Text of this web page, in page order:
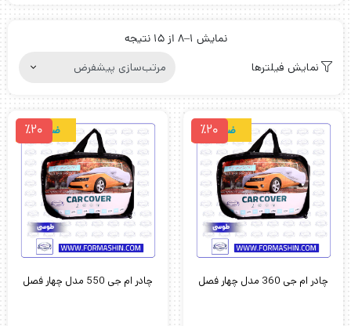
نمایش 1–8 از 15 نتیجه
نمایش فیلترها
ضدآب
٪20
چادر ام جی 360 مدل چهار فصل
ضدآب
٪20
چادر ام جی 550 مدل چهار فصل